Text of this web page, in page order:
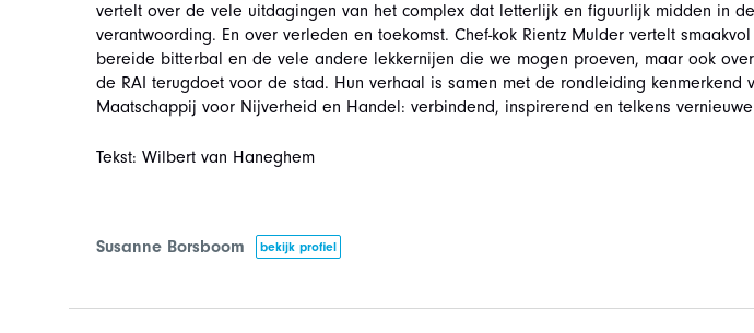
vertelt over de vele uitdagingen van het complex dat letterlijk en figuurlijk midden in
verantwoording. En over verleden en toekomst. Chef-kok Rientz Mulder vertelt
bereide bitterbal en de vele andere lekkernijen die we mogen proeven, maar ook
de RAI terugdoet voor de stad. Hun verhaal is samen met de rondleiding kenmerkend
Maatschappij voor Nijverheid en Handel: verbindend, inspirerend en telkens
Tekst: Wilbert van Haneghem
Susanne Borsboom bekijk profiel